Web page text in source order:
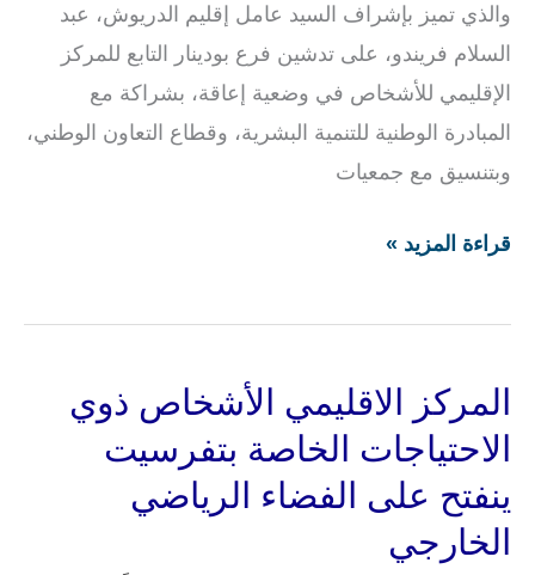
والذي تميز بإشراف السيد عامل إقليم الدريوش، عبد
السلام فريندو، على تدشين فرع بودينار التابع للمركز
الإقليمي للأشخاص في وضعية إعاقة، بشراكة مع
المبادرة الوطنية للتنمية البشرية، وقطاع التعاون الوطني،
وبتنسيق مع جمعيات
قراءة المزيد »
المركز الاقليمي الأشخاص ذوي
الاحتياجات الخاصة بتفرسيت
ينفتح على الفضاء الرياضي
الخارجي
الاقليمي
ذوي
الاحتياجات